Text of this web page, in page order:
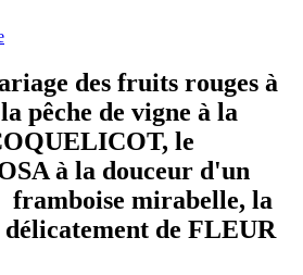
des fruits rouges à
pêche de vigne à la
le
à la douceur d'un
framboise mirabelle, la
délicatement de FLEUR